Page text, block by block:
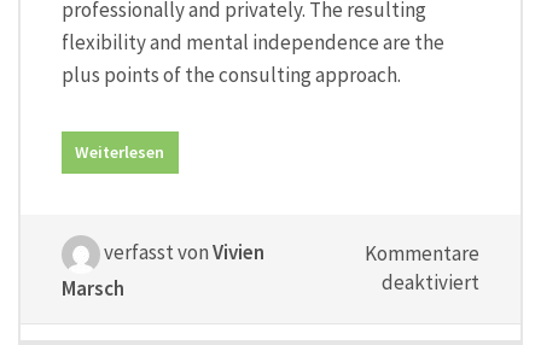
professionally and privately. The resulting
flexibility and mental independence are the
plus points of the consulting approach.
Weiterlesen
verfasst vonVivien
Marsch
Kommentare
deaktiviert
wealth